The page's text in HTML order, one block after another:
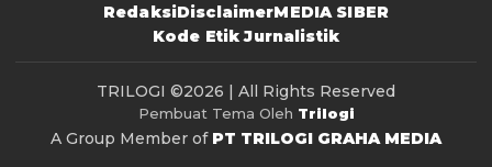
RedaksiDisclaimerMEDIA SIBER
Kode Etik Jurnalistik
TRILOGI ©2026 | All Rights Reserved
Pembuat Tema Oleh Trilogi
A Group Member of PT TRILOGI GRAHA MEDIA